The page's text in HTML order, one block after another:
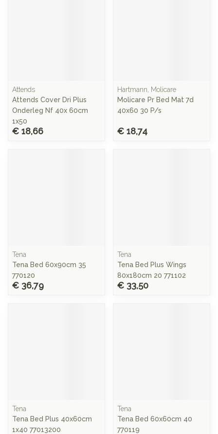
Attends
Attends Cover Dri Plus
Onderleg Nf 40x 60cm
1x50
€ 18,66
Hartmann, Molicare
Molicare Pr Bed Mat 7d
40x60 30 P/s
€ 18,74
Tena
Tena Bed 60x90cm 35
770120
€ 36,79
Tena
Tena Bed Plus Wings
80x180cm 20 771102
€ 33,50
Tena
Tena Bed Plus 40x60cm
1x40 77013200
Tena
Tena Bed 60x60cm 40
770119